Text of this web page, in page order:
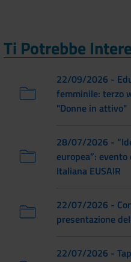
Ti Potrebbe
22/09/2026 -
femminile: terzo
"Donne in attivo"
28/07/2026 -
europea”:
Italiana EUSAIR
22/07/2026 -
presentazione
22/07/2026 -